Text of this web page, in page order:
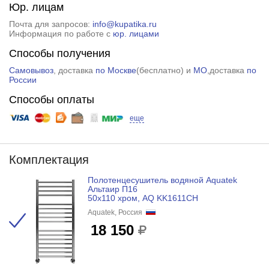
Юр. лицам
Почта для запросов: info@kupatika.ru
Информация по работе с юр. лицами
Способы получения
Самовывоз, доставка по Москве(бесплатно) и МО,доставка по
России
Способы оплаты
еще
Комплектация
Полотенцесушитель водяной Aquatek
Альтаир П16
50x110 хром, AQ KK1611CH
Aquatek, Россия
18 150